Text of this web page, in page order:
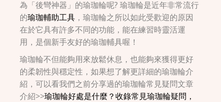
為「後彎神器」的瑜珈輪呢? 瑜珈輪是近年非常流行
的瑜珈輔助工具 ，瑜珈輪之所以如此受歡迎的原因
在於它具有許多不同的功能，能在練習時靈活運
用，是個新手友好的瑜珈輔具喔！
瑜珈輪不但能夠用來放鬆休息，也能夠來獲得更好
的柔韌性與穩定性，如果想了解更詳細的瑜珈輪介
紹，可以看我們之前分享過的瑜珈輪常見疑問文章
介紹>>瑜珈輪好處是什麼？收錄常見瑜珈輪疑問，